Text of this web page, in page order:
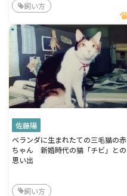
飼い方
佐藤陽
ベランダに生まれたての三毛猫の赤
ちゃん 新婚時代の猫「チビ」との
思い出
飼い方